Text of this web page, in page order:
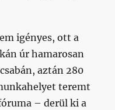
igényes, ott a
úr hamarosan
aztán 280
teremt
– derül ki a